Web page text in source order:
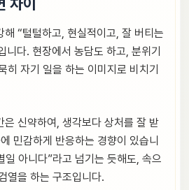
해 “털털하고, 현실적이고, 잘 버티는
니다. 현장에서 농담도 하고, 분위기
히 자기 일을 하는 이미지로 비치기
은 신약하여, 생각보다 상처를 잘 받
민감하게 반응하는 경향이 있습니
일 아니다”라고 넘기는 듯해도, 속으
열을 하는 구조입니다.